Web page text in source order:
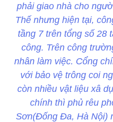
phải giao nhà cho
Thế nhưng hiện tại,
tầng 7 trên tổng số 28
công. Trên công
nhân làm việc. Cổng
với bảo vệ trông coi
còn nhiều vật liệu xâ
chính thì phủ rêu
Sơn(Đống Đa, Hà Nội)